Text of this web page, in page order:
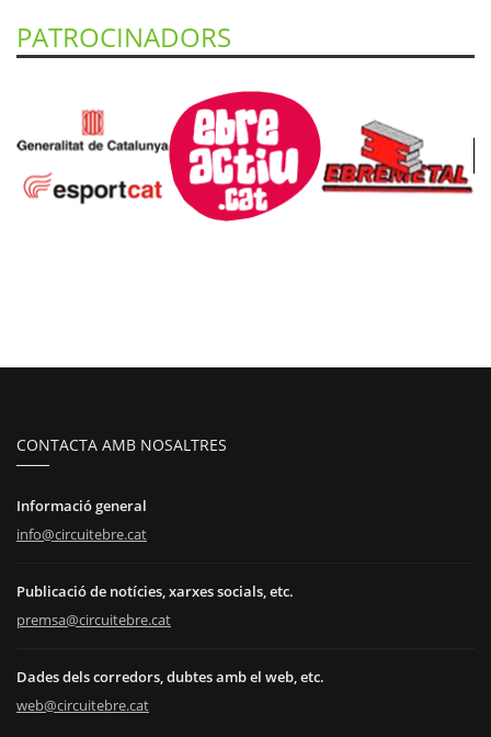
PATROCINADORS
CONTACTA AMB NOSALTRES
Informació general
info@circuitebre.cat
Publicació de notícies, xarxes socials, etc.
premsa@circuitebre.cat
Dades dels corredors, dubtes amb el web, etc.
web@circuitebre.cat